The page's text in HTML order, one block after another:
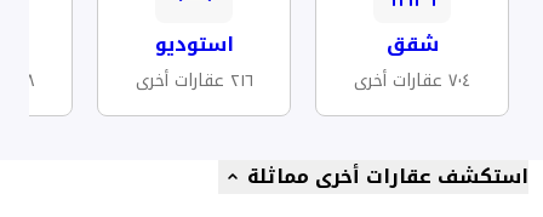
شقق
٧٠٤ عقارات أخرى
استوديو
٢١٦ عقارات أخرى ١٦٨ عقارات أخرى
استكشف عقارات أخرى مماثلة